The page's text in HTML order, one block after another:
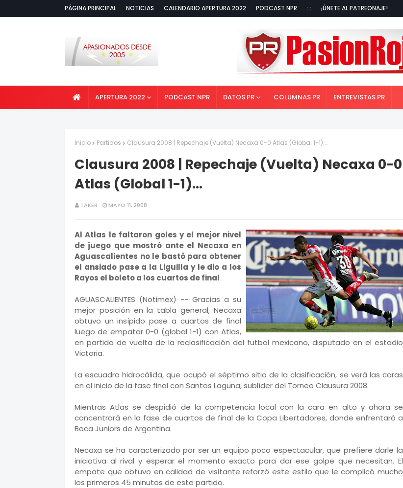
PÁGINA PRINCIPAL NOTICIAS CALENDARIO APERTURA 2022 PODCAST NPR ::: ¡ÚNETE AL PATREONAJE!
APERTURA 2022 PODCAST NPR DATOS PR COLUMNAS PR ENTREVISTAS PR
Inicio Partidos Clausura 2008 | Repechaje (Vuelta) Necaxa 0-0 Atlas (Global 1-1)...
Clausura 2008 | Repechaje (Vuelta) Necaxa 0-0
Atlas (Global 1-1)...
TAKER MAYO 11, 2008
Al Atlas le faltaron goles y el mejor nivel
de juego que mostró ante el Necaxa en
Aguascalientes no le bastó para obtener
el ansiado pase a la Liguilla y le dio a los
Rayos el boleto a los cuartos de final
AGUASCALIENTES (Notimex) -- Gracias a su
mejor posición en la tabla general, Necaxa
obtuvo un insípido pase a cuartos de final
luego de empatar 0-0 (global 1-1) con Atlas,
en partido de vuelta de la reclasificación del futbol mexicano, disputado en el estadio
Victoria.
La escuadra hidrocálida, que ocupó el séptimo sitio de la clasificación, se verá las caras
en el inicio de la fase final con Santos Laguna, sublíder del Torneo Clausura 2008.
Mientras Atlas se despidió de la competencia local con la cara en alto y ahora se
concentrará en la fase de cuartos de final de la Copa Libertadores, donde enfrentará a
Boca Juniors de Argentina.
Necaxa se ha caracterizado por ser un equipo poco espectacular, que prefiere darle la
iniciativa al rival y esperar el momento exacto para dar ese golpe que necesitan. El
empate que obtuvo en calidad de visitante reforzó este estilo que le complicó mucho
los primeros 45 minutos de este partido.